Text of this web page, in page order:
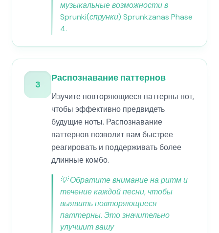
музыкальные возможности в
Sprunki(спрунки) Sprunkzanas Phase
4.
3
Распознавание паттернов
Изучите повторяющиеся паттерны нот,
чтобы эффективно предвидеть
будущие ноты. Распознавание
паттернов позволит вам быстрее
реагировать и поддерживать более
длинные комбо.
💡Обратите внимание на ритм и
течение каждой песни, чтобы
выявить повторяющиеся
паттерны. Это значительно
улучшит вашу